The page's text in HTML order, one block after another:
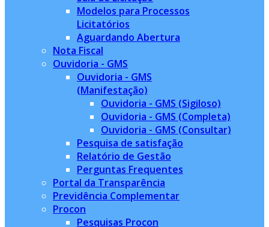
Modelos para Processos
Licitatórios
Aguardando Abertura
Nota Fiscal
Ouvidoria - GMS
Ouvidoria - GMS
(Manifestação)
Ouvidoria - GMS (Sigiloso)
Ouvidoria - GMS (Completa)
Ouvidoria - GMS (Consultar)
Pesquisa de satisfação
Relatório de Gestão
Perguntas Frequentes
Portal da Transparência
Previdência Complementar
Procon
Pesquisas Procon